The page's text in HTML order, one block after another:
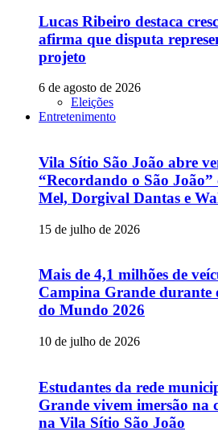
Lucas Ribeiro destaca
afirma que disputa
projeto
6 de agosto de 2026
Eleições
Entretenimento
Vila Sítio São João abre
“Recordando o São
Mel, Dorgival Dantas e
15 de julho de 2026
Mais de 4,1 milhões de
Campina Grande durante
do Mundo 2026
10 de julho de 2026
Estudantes da rede
Grande vivem imersão na
na Vila Sítio São João